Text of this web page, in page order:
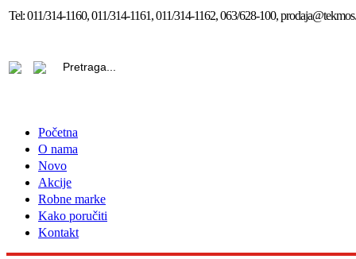
Tel:011/314-1160, 011/314-1161, 011/314-1162, 063/628-100,
Početna
O nama
Novo
Akcije
Robne marke
Kako poručiti
Kontakt